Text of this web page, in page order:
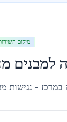
מיקום
למבנים
במרכז - נגישות